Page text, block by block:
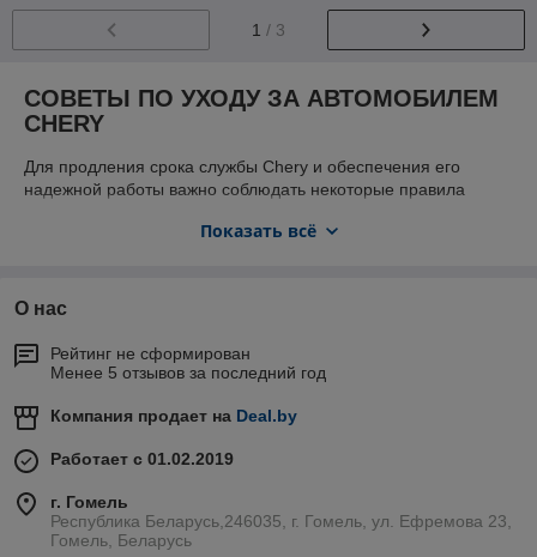
1 / 3
СОВЕТЫ ПО УХОДУ ЗА АВТОМОБИЛЕМ
CHERY
Для продления срока службы Chery и обеспечения его
надежной работы важно соблюдать некоторые правила
уровень масла в двигателе, трансмиссии, а также
тормозную и охлаждающую жидкости.
посторонние шумы, ухудшение торможения или другие
сервис.
Замена фильтров и свечей: своевременная замена
этих компонентов способствует более эффективной
работе двигателя и снижению расхода топлива.
Показать всё
О нас
Рейтинг не сформирован
Менее 5 отзывов за последний год
Компания продает на Deal.by
Работает с 01.02.2019
г. Гомель
Республика Беларусь,246035, г. Гомель, ул. Ефремова 23,
Гомель, Беларусь